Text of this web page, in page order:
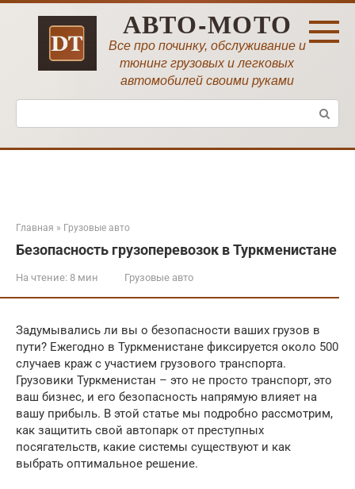
Перейти
АВТО-МОТО
Все про починку, обслуживание и
тюнинг грузовых и легковых
автомобилей своими руками
Поиск:
Главная » Грузовые авто
Безопасность грузоперевозок в Туркменистане
На чтение: 8 мин Грузовые авто
Задумывались ли вы о безопасности ваших грузов в
пути? Ежегодно в Туркменистане фиксируется около 500
случаев краж с участием грузового транспорта.
Грузовики Туркменистан – это не просто транспорт, это
ваш бизнес, и его безопасность напрямую влияет на
вашу прибыль. В этой статье мы подробно рассмотрим,
как защитить свой автопарк от преступных
посягательств, какие системы существуют и как
выбрать оптимальное решение.